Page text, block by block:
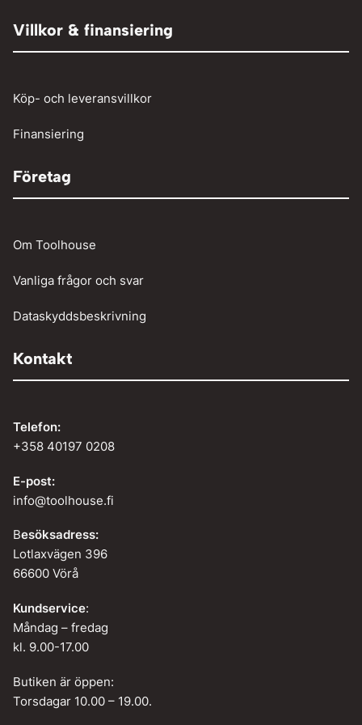
Verkstadstvätt
Vinschar
Person och paketbil
Villkor & finansiering
Köp- och leveransvillkor
Finansiering
Företag
Om Toolhouse
Vanliga frågor och svar
Dataskyddsbeskrivning
Kontakt
Telefon:
+358 40197 0208
E-post:
info@toolhouse.fi
Besöksadress:
Lotlaxvägen 396
66600 Vörå
Kundservice:
Måndag – fredag
kl. 9.00-17.00
Butiken är öppen:
Torsdagar 10.00 – 19.00.